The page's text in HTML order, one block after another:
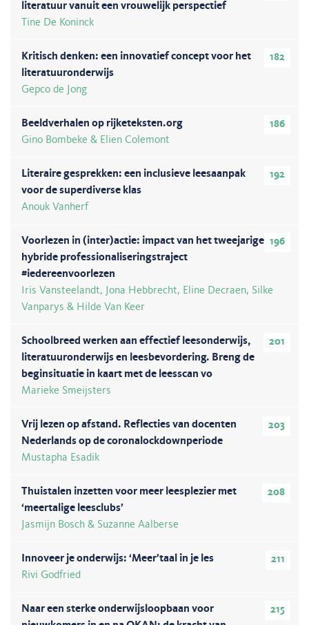
literatuur vanuit een vrouwelijk perspectief
Tine De Koninck
182
Kritisch denken: een innovatief concept voor het
literatuuronderwijs
Gepco de Jong
186
Beeldverhalen op rijketeksten.org
Gino Bombeke & Elien Colemont
192
Literaire gesprekken: een inclusieve leesaanpak
voor de superdiverse klas
Anouk Vanherf
196
Voorlezen in (inter)actie: impact van het tweejarige
hybride professionaliseringstraject
#iedereenvoorlezen
Iris Vansteelandt, Jona Hebbrecht, Eline Decraen, Silke
Vanparys & Hilde Van Keer
201
Schoolbreed werken aan effectief leesonderwijs,
literatuuronderwijs en leesbevordering. Breng de
beginsituatie in kaart met de leesscan vo
Marieke Smeijsters
203
Vrij lezen op afstand. Reflecties van docenten
Nederlands op de coronalockdownperiode
Mustapha Esadik
208
Thuistalen inzetten voor meer leesplezier met
‘meertalige leesclubs’
Jasmijn Bosch & Suzanne Aalberse
211
Innoveer je onderwijs: ‘Meer’taal in je les
Rivi Godfried
215
Naar een sterke onderwijsloopbaan voor